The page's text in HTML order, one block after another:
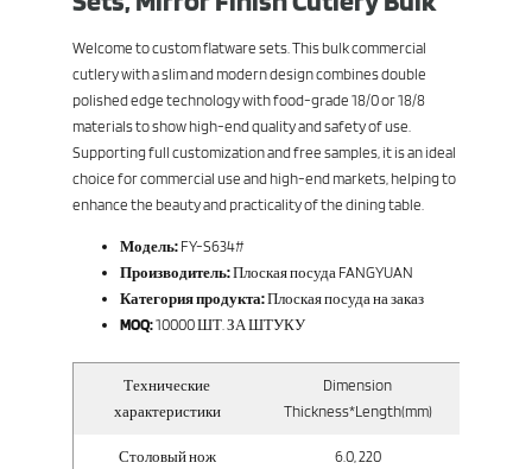
Welcome to custom flatware sets. This bulk commercial
cutlery with a slim and modern design combines double
polished edge technology with food-grade 18/0 or 18/8
materials to show high-end quality and safety of use.
Supporting full customization and free samples, it is an ideal
choice for commercial use and high-end markets, helping to
enhance the beauty and practicality of the dining table.
Модель:FY-S634#
Производитель:Плоская посуда FANGYUAN
Категория продукта:Плоская посуда на заказ
MOQ:10000 ШТ. ЗА ШТУКУ
Технические
характеристики
Dimension
Thickness*Length(mm)
Столовый нож 6.0, 220